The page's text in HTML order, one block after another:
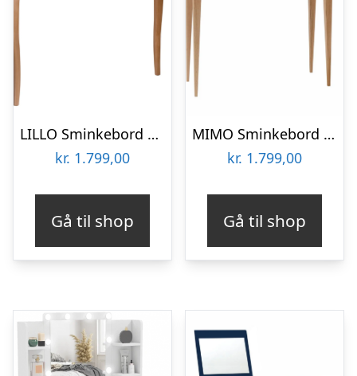
LILLO Sminkebord med spejl 105x35cm Salviegrøn
kr. 1.799,00
Gå til shop
MIMO Sminkebord med spejl 85x35cm Sort
kr. 1.799,00
Gå til shop